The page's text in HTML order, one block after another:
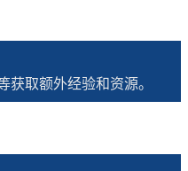
获取额外经验和资源。